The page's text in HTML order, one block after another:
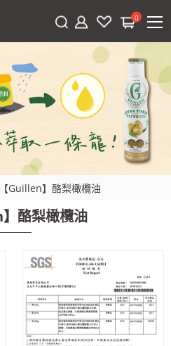
0
【Guillen】酪梨橄欖油
】酪梨橄欖油